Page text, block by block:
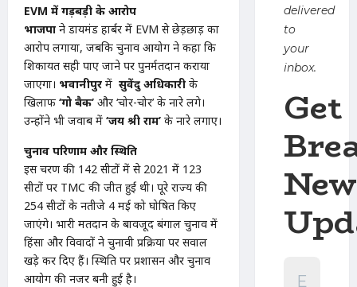
EVM में गड़बड़ी के आरोप
भाजपा ने डायमंड हार्बर में EVM से छेड़छाड़ का
आरोप लगाया, जबकि चुनाव आयोग ने कहा कि
शिकायत सही पाए जाने पर पुनर्मतदान कराया
जाएगा। भवानीपुर में सुवेंदु अधिकारी के
खिलाफ ‘गो बैक’ और ‘चोर-चोर’ के नारे लगे।
उन्होंने भी जवाब में ‘जय श्री राम’ के नारे लगाए।
चुनाव परिणाम और स्थिति
इस चरण की 142 सीटों में से 2021 में 123
सीटों पर TMC की जीत हुई थी। पूरे राज्य की
254 सीटों के नतीजे 4 मई को घोषित किए
जाएंगे। भारी मतदान के बावजूद बंगाल चुनाव में
हिंसा और विवादों ने चुनावी प्रक्रिया पर सवाल
खड़े कर दिए हैं। स्थिति पर प्रशासन और चुनाव
आयोग की नजर बनी हुई है।
delivered
to
your
inbox.
Get